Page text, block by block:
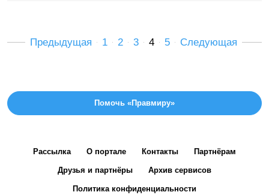
Предыдущая 1 2 3 4 5 Следующая
Помочь «Правмиру»
Рассылка О портале Контакты Партнёрам
Друзья и партнёры Архив сервисов
Политика конфиденциальности